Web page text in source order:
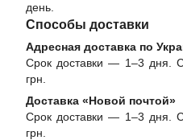
день.
Способы доставки
Адресная доставка по
Срок доставки — 1–3 дня.
грн.
Доставка «Новой почтой»
Срок доставки — 1–3 дня.
грн.